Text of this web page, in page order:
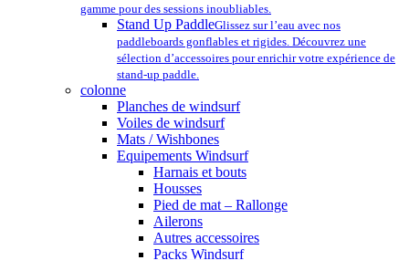
gamme pour des sessions inoubliables.
Stand Up PaddleGlissez sur l’eau avec nos
paddleboards gonflables et rigides. Découvrez une
sélection d’accessoires pour enrichir votre expérience de
stand-up paddle.
colonne
Planches de windsurf
Voiles de windsurf
Mats / Wishbones
Equipements Windsurf
Harnais et bouts
Housses
Pied de mat – Rallonge
Ailerons
Autres accessoires
Packs Windsurf